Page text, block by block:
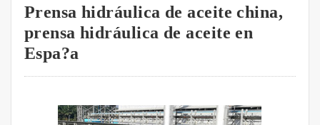
Prensa hidráulica de aceite china,
prensa hidráulica de aceite en
Espa?a